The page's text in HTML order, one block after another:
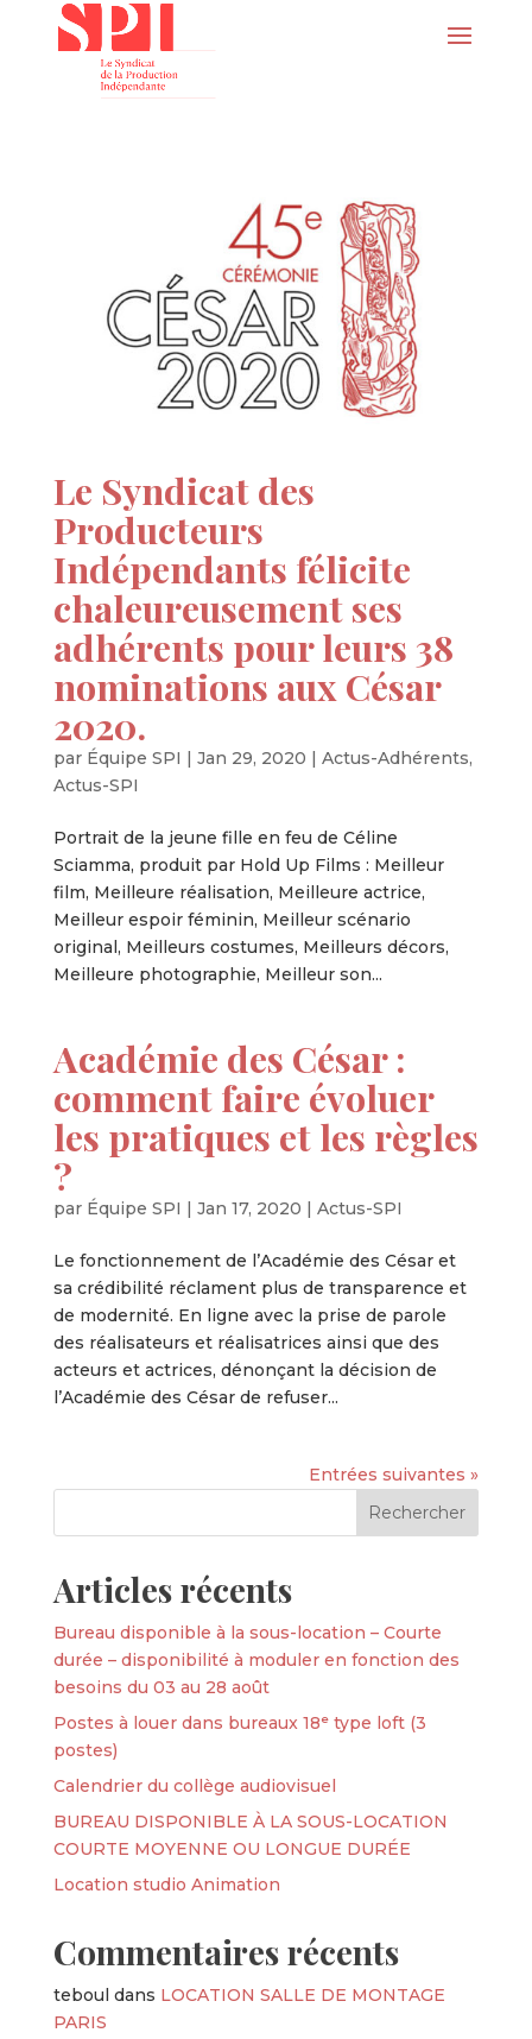
Le Syndicat des
Producteurs
Indépendants félicite
chaleureusement ses
adhérents pour leurs 38
nominations aux César
2020.
par Équipe SPI | Jan 29, 2020 | Actus-Adhérents,
Actus-SPI
Portrait de la jeune fille en feu de Céline
Sciamma, produit par Hold Up Films : Meilleur
film, Meilleure réalisation, Meilleure actrice,
Meilleur espoir féminin, Meilleur scénario
original, Meilleurs costumes, Meilleurs décors,
Meilleure photographie, Meilleur son...
Académie des César :
comment faire évoluer
les pratiques et les règles
?
par Équipe SPI | Jan 17, 2020 | Actus-SPI
Le fonctionnement de l’Académie des César et
sa crédibilité réclament plus de transparence et
de modernité. En ligne avec la prise de parole
des réalisateurs et réalisatrices ainsi que des
acteurs et actrices, dénonçant la décision de
l’Académie des César de refuser...
Entrées suivantes »
Articles récents
Bureau disponible à la sous-location – Courte
durée – disponibilité à moduler en fonction des
besoins du 03 au 28 août
Postes à louer dans bureaux 18ᵉ type loft (3
postes)
Calendrier du collège audiovisuel
BUREAU DISPONIBLE À LA SOUS-LOCATION
COURTE MOYENNE OU LONGUE DURÉE
Location studio Animation
Commentaires récents
teboul dans LOCATION SALLE DE MONTAGE
PARIS